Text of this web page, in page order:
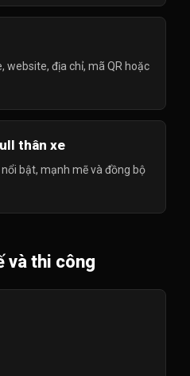
website, địa chỉ, mã QR hoặc
thân xe
bật, mạnh mẽ và đồng bộ
và thi công